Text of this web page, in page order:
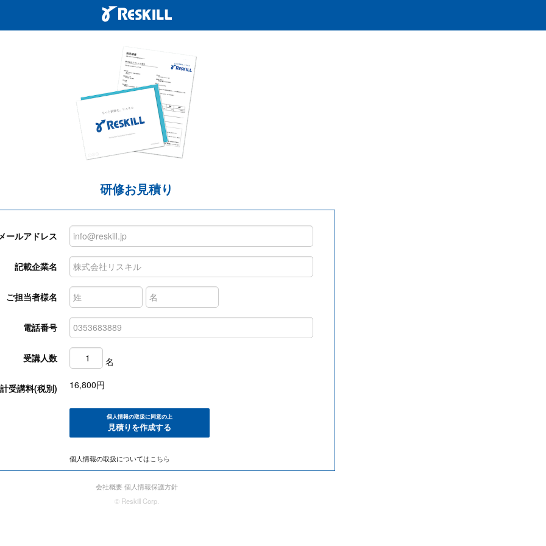
研修お見積り
ールアドレス
記載企業名
ご担当者様名
電話番号
受講人数 名
受講料(税別) 16,800円
個人情報の取扱に同意の上
見積りを作成する
個人情報の取扱についてはこちら
会社概要 個人情報保護方針
© Reskill Corp.